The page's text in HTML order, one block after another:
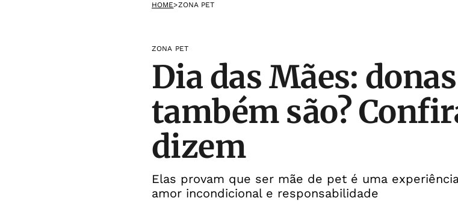
HOME>ZONA PET
ZONA PET
Dia das Mães:
também são?
dizem
Elas provam que ser mãe de pet é uma
amor incondicional e responsabilidade